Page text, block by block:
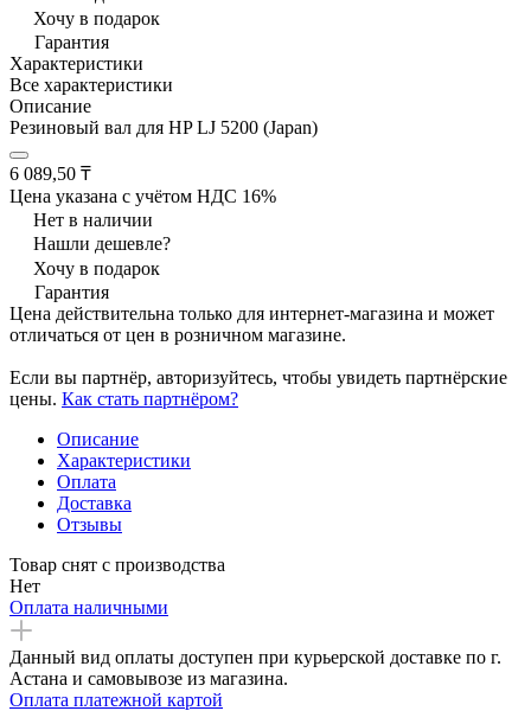
Хочу в подарок
Гарантия
Характеристики
Все характеристики
Описание
Резиновый вал для HP LJ 5200 (Japan)
6 089,50 ₸
Цена указана с учётом НДС 16%
Нет в наличии
Нашли дешевле?
Хочу в подарок
Гарантия
Цена действительна только для интернет-магазина и может
отличаться от цен в розничном магазине.
Если вы партнёр, авторизуйтесь, чтобы увидеть партнёрские
цены. Как стать партнёром?
Описание
Характеристики
Оплата
Доставка
Отзывы
Товар снят с производства
Нет
Оплата наличными
Данный вид оплаты доступен при курьерской доставке по г.
Астана и самовывозе из магазина.
Оплата платежной картой